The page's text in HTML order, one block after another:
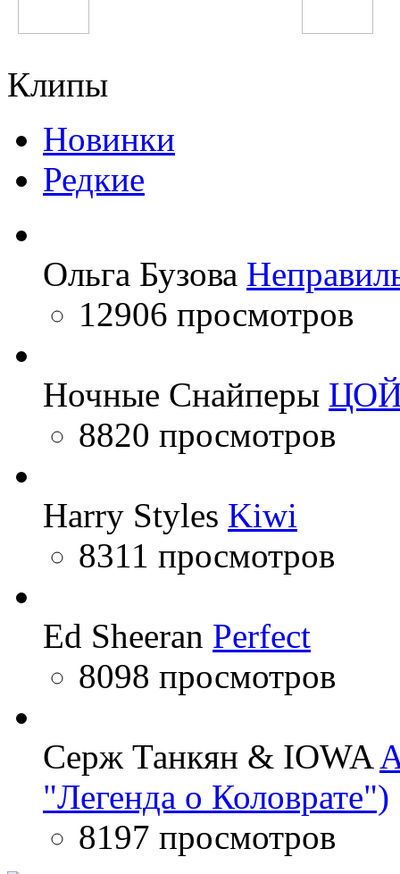
Клипы
Новинки
Редкие
Ольга Бузова
12906 просмотров
Ночные Снайперы
8820 просмотров
Harry Styles Kiwi
8311 просмотров
Ed Sheeran Perfect
8098 просмотров
Серж Танкян & IOWA
"Легенда о Коловрате")
8197 просмотров